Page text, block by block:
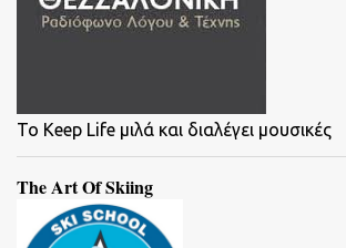
To Keep Life μιλά και διαλέγει μουσικές
The Art Of Skiing